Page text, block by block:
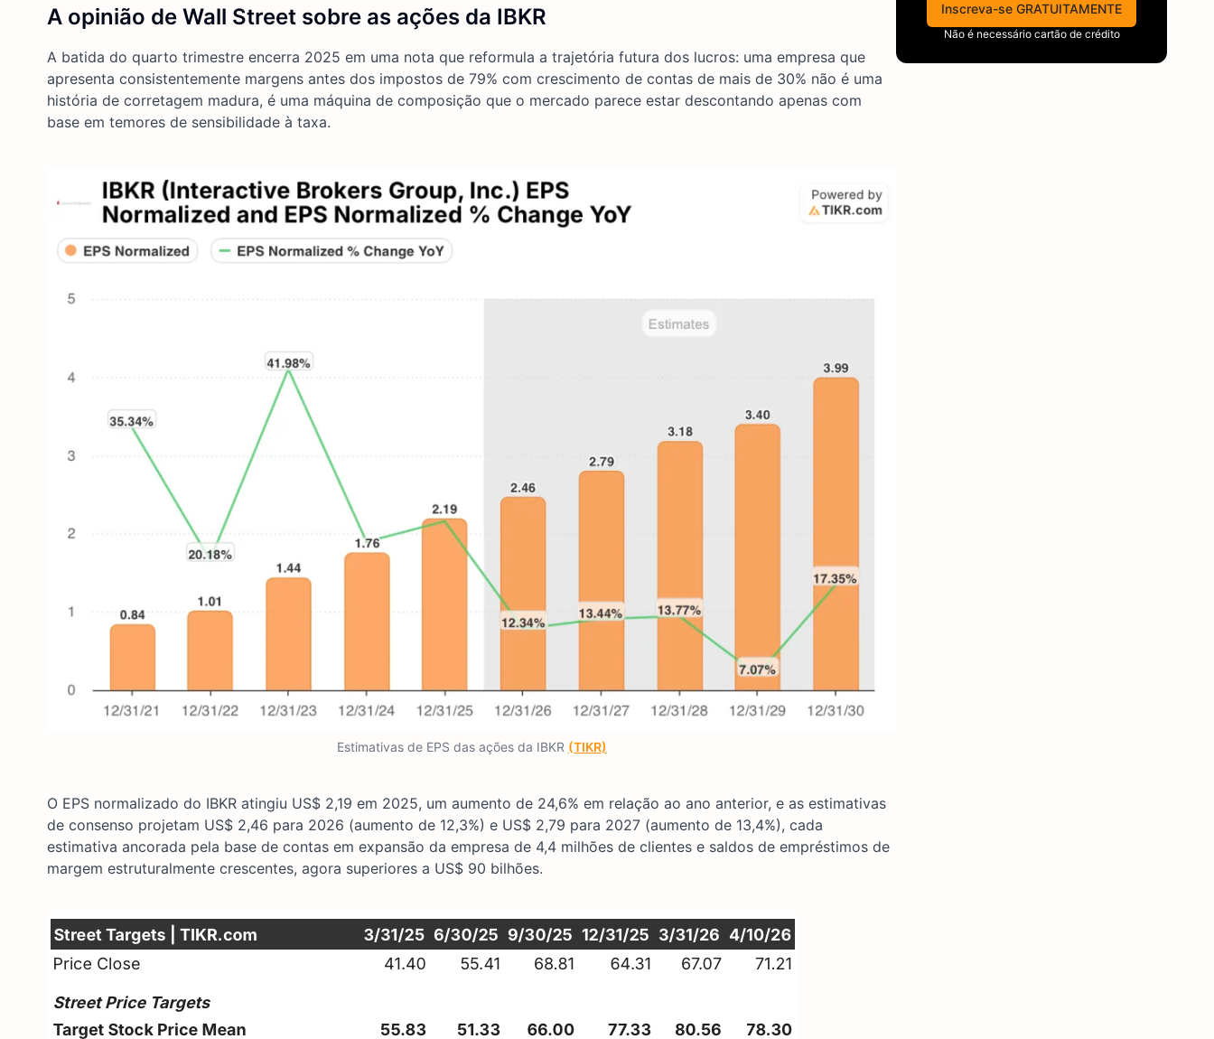
A opinião de Wall Street sobre as ações da IBKR
A batida do quarto trimestre encerra 2025 em uma nota que reformula a trajetória futura dos lucros: uma empresa que
apresenta consistentemente margens antes dos impostos de 79% com crescimento de contas de mais de 30% não é uma
história de corretagem madura, é uma máquina de composição que o mercado parece estar descontando apenas com
base em temores de sensibilidade à taxa.
Estimativas de EPS das ações da IBKR (TIKR)
O EPS normalizado do IBKR atingiu US$ 2,19 em 2025, um aumento de 24,6% em relação ao ano anterior, e as estimativas
de consenso projetam US$ 2,46 para 2026 (aumento de 12,3%) e US$ 2,79 para 2027 (aumento de 13,4%), cada
estimativa ancorada pela base de contas em expansão da empresa de 4,4 milhões de clientes e saldos de empréstimos de
margem estruturalmente crescentes, agora superiores a US$ 90 bilhões.
Inscreva-se GRATUITAMENTE
Não é necessário cartão de crédito